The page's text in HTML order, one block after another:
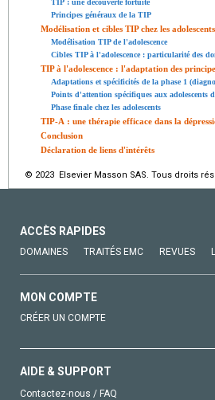
TIP : une découverte fortuite
Principes généraux de la TIP
Modélisation et cibles TIP chez les adolescents
Modélisation TIP de l'adolescence
Cibles TIP à l'adolescence : particularité des
TIP à l'adolescence : l'adaptation des
Adaptations et spécificités de la phase 1
Points d'attention spécifiques aux adolescents
Phase finale chez les adolescents
TIP-A : une thérapie efficace dans la
Conclusion
Déclaration de liens d'intérêts
© 2023 Elsevier Masson SAS. Tous droits
ACCÈS RAPIDES
DOMAINES TRAITÉS EMC REVUES
MON COMPTE
CRÉER UN COMPTE
AIDE & SUPPORT
Contactez-nous / FAQ